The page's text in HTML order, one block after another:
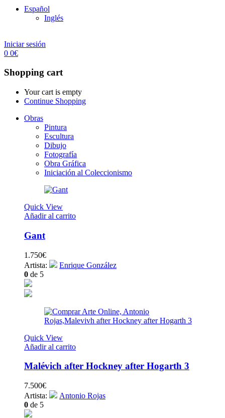
Español
Inglés
Iniciar sesión
0 0€
Shopping cart
Your cart is empty
Continue Shopping
Obras
Pintura
Escultura
Dibujo
Fotografía
Obra Gráfica
Iniciación al Coleccionismo
Quick View
Añadir al carrito
Gant
1.750€
Artista:
Enrique González
0 de 5
Quick View
Añadir al carrito
Malévich after Hockney after Hogarth 3
7.500€
Artista:
Antonio Rojas
0 de 5